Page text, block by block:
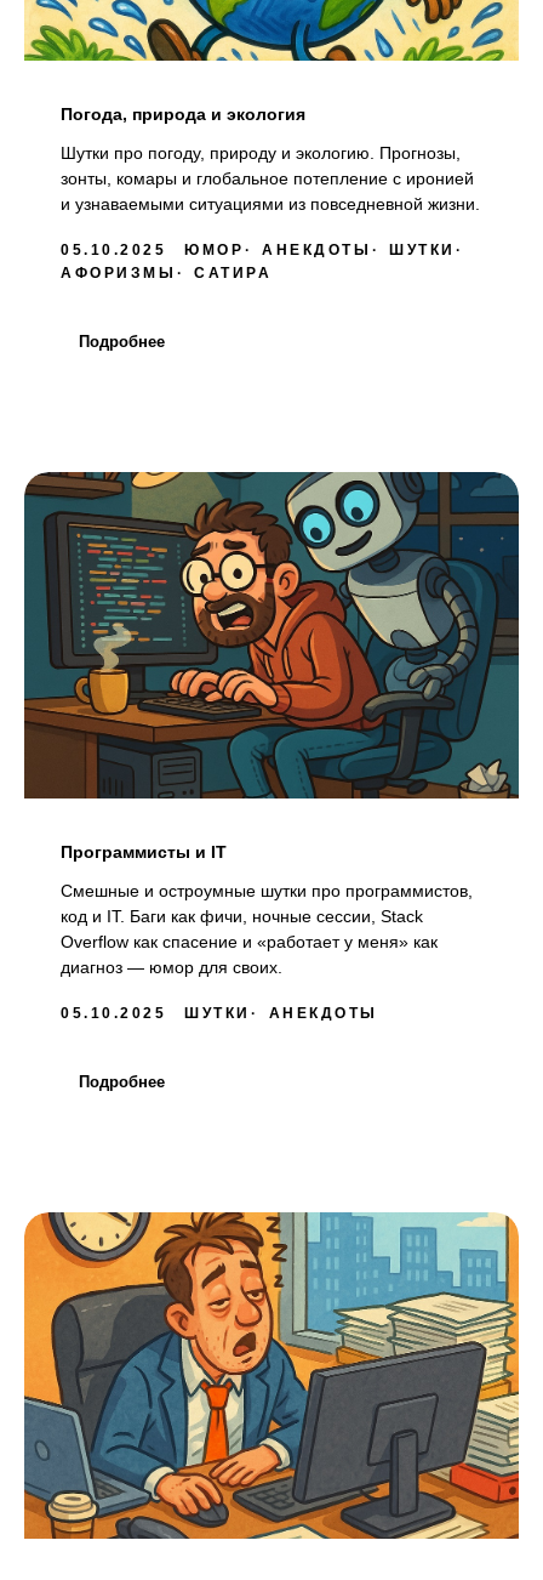
Погода, природа и экология
Шутки про погоду, природу и экологию. Прогнозы,
зонты, комары и глобальное потепление с иронией
и узнаваемыми ситуациями из повседневной жизни.
05.10.2025 ЮМОР АНЕКДОТЫ
ШУТКИ
АФОРИЗМЫ
САТИРА
Подробнее
Программисты и IT
Смешные и остроумные шутки про программистов,
код и IT. Баги как фичи, ночные сессии, Stack
Overflow как спасение и «работает у меня» как
диагноз — юмор для своих.
05.10.2025 ШУТКИ АНЕКДОТЫ
Подробнее